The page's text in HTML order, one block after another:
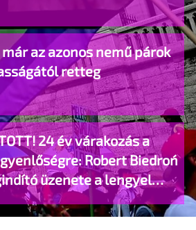
már az azonos nemű párok
retteg
24 év várakozás a
Robert Biedroń
üzenete a lengyel
élettársi kapcsolatokért